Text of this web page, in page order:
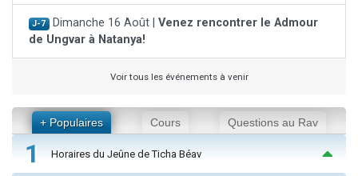
J-7 Dimanche 16 Août | Venez rencontrer le Admour
de Ungvar à Natanya!
Voir tous les événements à venir
+ Populaires Cours Questions au Rav
1 Horaires du Jeûne de Ticha Béav